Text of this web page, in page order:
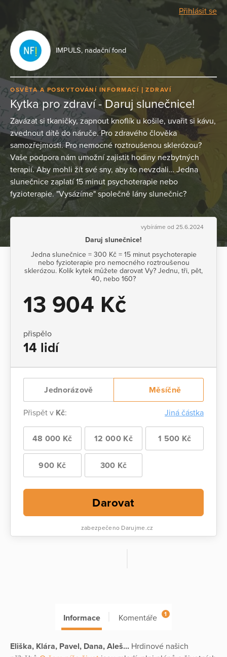
Přihlásit se
IMPULS, nadační fond
OSVĚTA A POSKYTOVÁNÍ INFORMACÍ ZDRAVÍ
Kytka pro zdraví - Daruj slunečnice!
Zavázat si tkaničky, zapnout knoflík u košile, uvařit si kávu,
zvednout dítě do náruče. Pro zdravého člověka
samozřejmosti. Pro nemocné roztroušenou sklerózou?
Vaše podpora nám umožní zajistit hodiny nezbytných
terapií. Aby mohli žít své sny, aby to nevzdali… Jedna
slunečnice zaplatí 15 minut psychoterapie nebo
fyzioterapie. "Vysázíme" společně lány slunečnic?
vybíráme od 25.6.2024
Daruj slunečnice!
Jedna slunečnice = 300 Kč = 15 minut psychoterapie
nebo fyzioterapie pro nemocného roztroušenou
sklerózou. Kolik kytek můžete darovat Vy? Jednu, tři, pět,
40, nebo 160?
13 904 Kč
přispělo
14 lidí
Jednorázově Měsíčně
Přispět v Kč: Jiná částka
48 000 Kč 12 000 Kč 1 500 Kč
900 Kč 300 Kč
Darovat
zabezpečeno Darujme.cz
Informace Komentáře 1
Eliška, Klára, Pavel, Dana, Aleš... Hrdinové našich